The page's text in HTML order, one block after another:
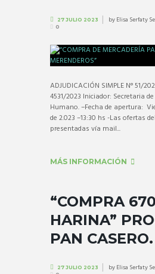
27 JULIO 2023 byElisa Serfaty
0
ADJUDICACIÓN SIMPLE N° 51/
4531/2023 Iniciador: Secretaria
Humano. –Fecha de apertura:
de 2.023 –13:30 hs -Las ofertas
presentadas vía mail...
MÁS INFORMACIÓN
“COMPRA
HARINA”
PAN CASERO.
27 JULIO 2023 byElisa Serfaty